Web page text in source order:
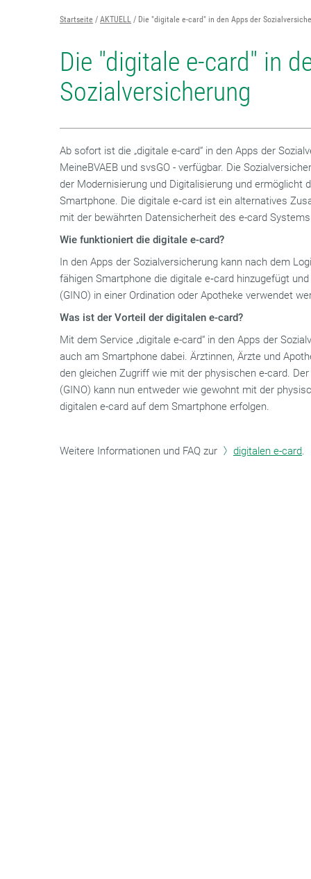
Startseite AKTUELL Die "digitale e-card" in den Apps der
Die "digitale e-card" in
Sozialversicherung
Ab sofort ist die „digitale e-card“ in den Apps der
MeineBVAEB und svsGO - verfügbar. Die
der Modernisierung und Digitalisierung und ermöglicht
Smartphone. Die digitale e‑card ist ein alternatives
mit der bewährten Datensicherheit des e-card
Wie funktioniert die digitale e-card?
In den Apps der Sozialversicherung kann nach dem
fähigen Smartphone die digitale e‑card hinzugefügt
(GINO) in einer Ordination oder Apotheke verwendet
Was ist der Vorteil der digitalen e-card?
Mit dem Service „digitale e-card“ in den Apps der
auch am Smartphone dabei. Ärztinnen, Ärzte und
den gleichen Zugriff wie mit der physischen e-card.
(GINO) kann nun entweder wie gewohnt mit der
digitalen e-card auf dem Smartphone erfolgen.
Weitere Informationen und FAQ zur digitalen e-card.